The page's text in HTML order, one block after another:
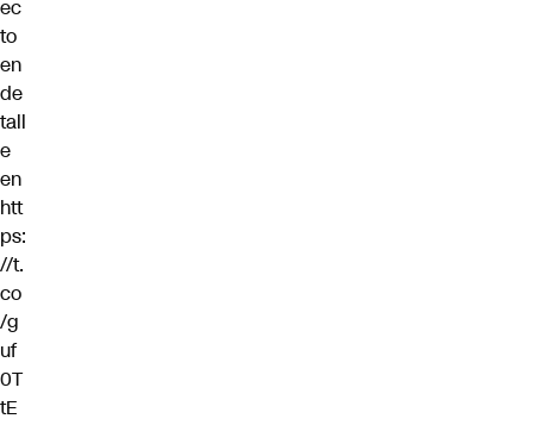
ec
to
en
de
tall
e
en
htt
ps:
//t.
co
/g
uf
0T
tE